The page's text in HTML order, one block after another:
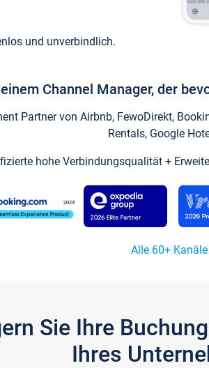
und unverbindlich.
Channel Manager, der
Partner von Airbnb, FewoDirekt,
Rentals, Google
hohe Verbindungsqualität +
Alle 60+ Kanäle
Sie Ihre
Ihres